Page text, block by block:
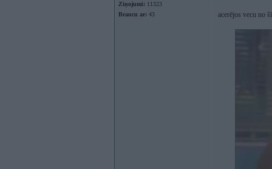
Ziņojumi: 11323
Braucu ar: 43 acerējos vecu no